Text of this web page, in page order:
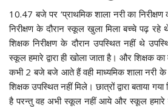
10.47 बजे पर ‘प्राथमिक शाला नरी का निरीक्षण
निरीक्षण के दौरान स्कूल खुला मिला बच्चे पढ़
शिक्षक निरीक्षण के दौरान उपस्थित नहीं थे
स्कूल हमारे द्वारा ही खोला जाता है। और शिक्षक
कभी 2 बजे बजे आते हैं वही माध्यमिक शाला नरी के
शिक्षक उपस्थित नहीं मिले। छात्रों द्वारा बताया
है परन्तु वह अभी स्कूल नहीं आये और स्कूल हमारे